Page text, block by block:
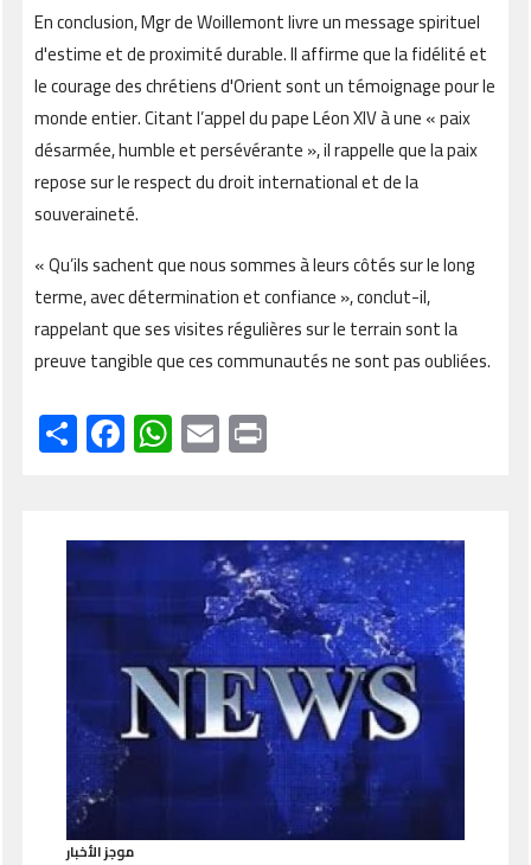
En conclusion, Mgr de Woillemont livre un message spirituel
d'estime et de proximité durable. Il affirme que la fidélité et
le courage des chrétiens d'Orient sont un témoignage pour le
monde entier. Citant l’appel du pape Léon XIV à une « paix
désarmée, humble et persévérante », il rappelle que la paix
repose sur le respect du droit international et de la
souveraineté.
« Qu’ils sachent que nous sommes à leurs côtés sur le long
terme, avec détermination et confiance », conclut-il,
rappelant que ses visites régulières sur le terrain sont la
preuve tangible que ces communautés ne sont pas oubliées.
ShareFacebook
WhatsApp
EmailPrint
موجز الأخبار